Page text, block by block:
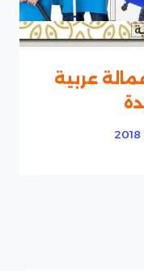
عربية